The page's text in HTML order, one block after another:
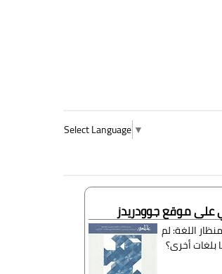
Select Language ▼
على موقع جوودريدز
اللغة: لم
بلغات أخرى؟